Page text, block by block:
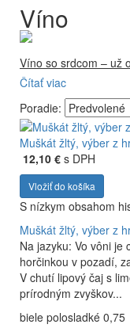
Víno
Víno so srdcom – už
Firma Ostrožovič je
slovenskom Tokaji.
Vyrábame kvalitné
priniesli na slovenský
odrôd Furmint,
technológiou. Hrozno
technológiami,
Čítať viac
Poradie:
Muškát žltý, výber z
12,10 € s DPH
Vložiť do košíka
S nízkym obsahom
Muškát žltý, výber z
Na jazyku: Vo vôni je
horčinkou v pozadí,
V chutí lipový čaj s
prírodným zvyškov...
biele polosladké 0,75